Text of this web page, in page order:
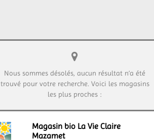
Nous sommes désolés, aucun résultat n’a été
trouvé pour votre recherche. Voici les magasins
les plus proches :
Magasin bio La Vie Claire
Mazamet